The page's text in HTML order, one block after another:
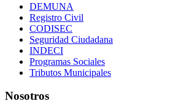
DEMUNA
Registro Civil
CODISEC
Seguridad Ciudadana
INDECI
Programas Sociales
Tributos Municipales
Nosotros